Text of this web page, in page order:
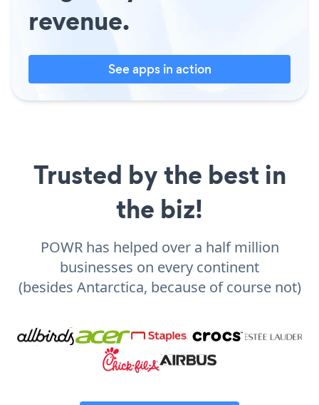
revenue.
See apps in action
Trusted by the best in
the biz!
POWR has helped over a half million
businesses on every continent
(besides Antarctica, because of course not)